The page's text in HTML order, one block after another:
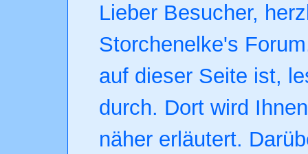
Lieber Besucher,
Storchenelke's
auf dieser Seite ist,
durch. Dort wird
näher erläutert.